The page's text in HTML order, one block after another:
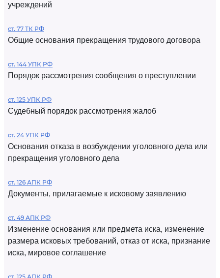
учреждений
ст. 77 ТК РФ
Общие основания прекращения трудового договора
ст. 144 УПК РФ
Порядок рассмотрения сообщения о преступлении
ст. 125 УПК РФ
Судебный порядок рассмотрения жалоб
ст. 24 УПК РФ
Основания отказа в возбуждении уголовного дела или
прекращения уголовного дела
ст. 126 АПК РФ
Документы, прилагаемые к исковому заявлению
ст. 49 АПК РФ
Изменение основания или предмета иска, изменение
размера исковых требований, отказ от иска, признание
иска, мировое соглашение